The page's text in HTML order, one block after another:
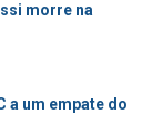
morre na
a um empate do